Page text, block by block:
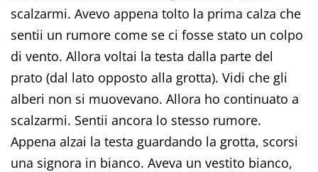
scalzarmi. Avevo appena tolto la prima calza che
sentii un rumore come se ci fosse stato un colpo
di vento. Allora voltai la testa dalla parte del
prato (dal lato opposto alla grotta). Vidi che gli
alberi non si muovevano. Allora ho continuato a
scalzarmi. Sentii ancora lo stesso rumore.
Appena alzai la testa guardando la grotta, scorsi
una signora in bianco. Aveva un vestito bianco,